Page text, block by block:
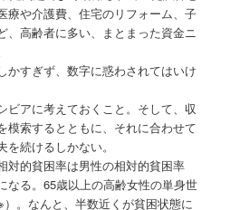
療や介護費、住宅のリフォーム、子
、高齢者に多い、まとまった資金ニ
かすぎず、数字に惑わされてはいけ
ビアに考えておくこと。そして、収
模索するとともに、それに合わせて
続けるしかない。
対的貧困率は男性の相対的貧困率
なる。65歳以上の高齢女性の単身世
。なんと、半数近くが貧困状態に